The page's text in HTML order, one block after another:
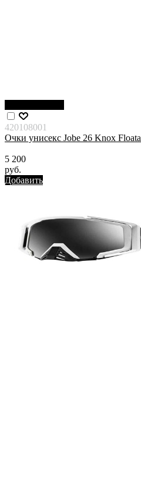
420108001
Очки унисекс Jobe 26 Knox
5 200
руб.
Добавить